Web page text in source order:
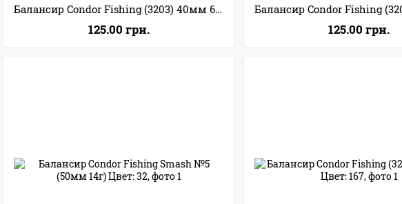
Балансир Condor Fishing (3203) 40мм 6г Цвет: 167
125.00 грн. 125.00 грн.